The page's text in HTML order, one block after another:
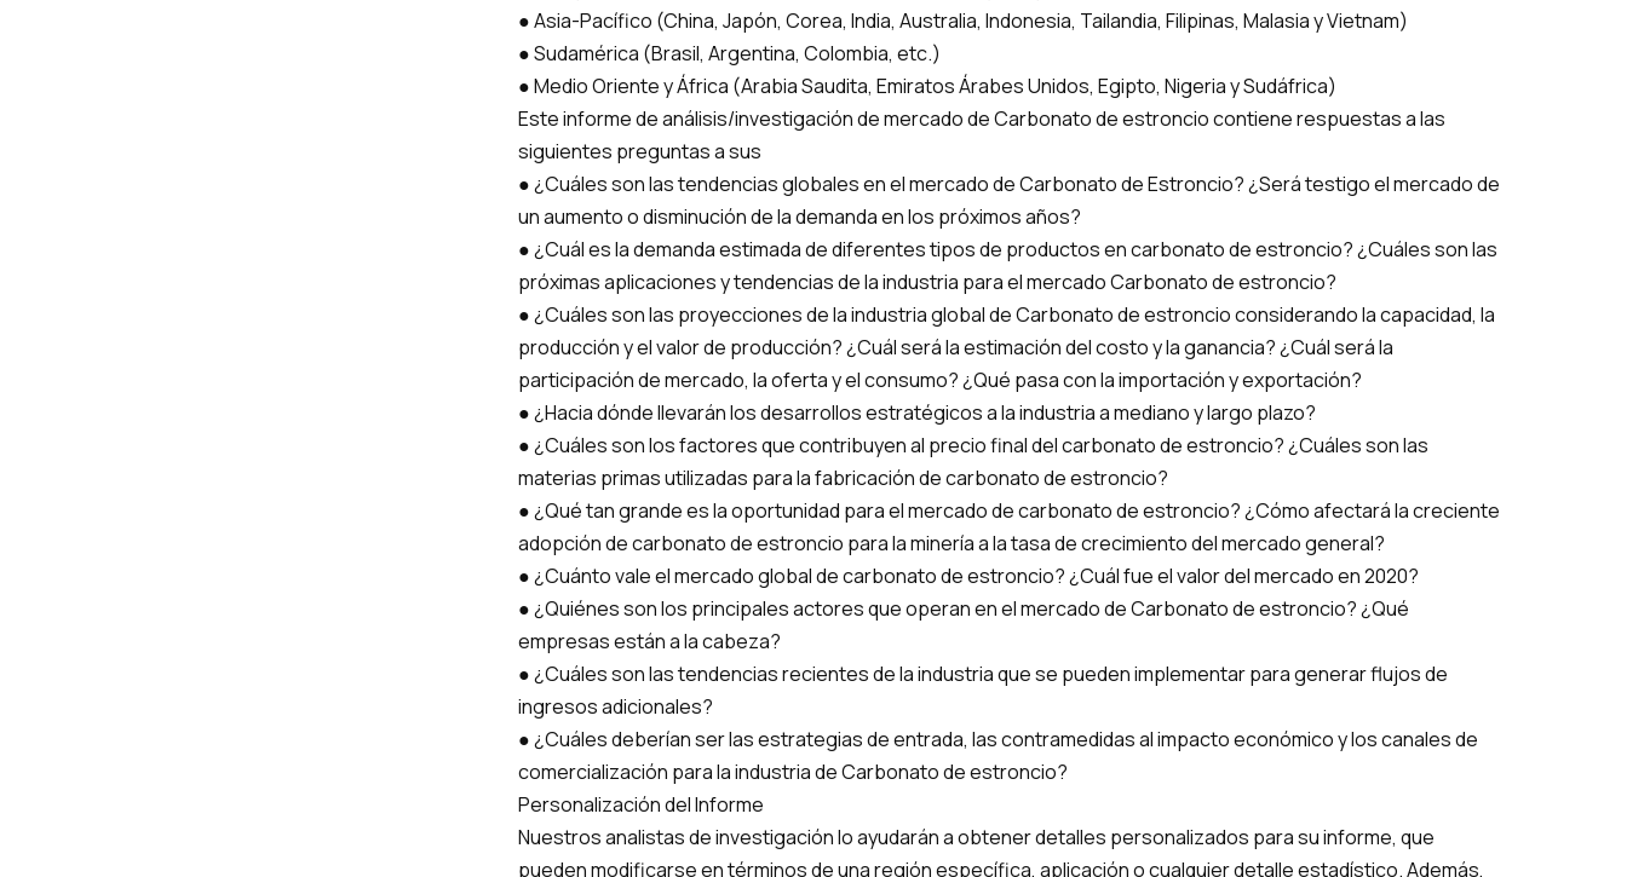
● Asia-Pacífico (China, Japón, Corea, India, Australia, Indonesia, Tailandia, Filipinas, Malasia y Vietnam)
● Sudamérica (Brasil, Argentina, Colombia, etc.)
● Medio Oriente y África (Arabia Saudita, Emiratos Árabes Unidos, Egipto, Nigeria y Sudáfrica)
Este informe de análisis/investigación de mercado de Carbonato de estroncio contiene respuestas a las
siguientes preguntas a sus
● ¿Cuáles son las tendencias globales en el mercado de Carbonato de Estroncio? ¿Será testigo el mercado de
un aumento o disminución de la demanda en los próximos años?
● ¿Cuál es la demanda estimada de diferentes tipos de productos en carbonato de estroncio? ¿Cuáles son las
próximas aplicaciones y tendencias de la industria para el mercado Carbonato de estroncio?
● ¿Cuáles son las proyecciones de la industria global de Carbonato de estroncio considerando la capacidad, la
producción y el valor de producción? ¿Cuál será la estimación del costo y la ganancia? ¿Cuál será la
participación de mercado, la oferta y el consumo? ¿Qué pasa con la importación y exportación?
● ¿Hacia dónde llevarán los desarrollos estratégicos a la industria a mediano y largo plazo?
● ¿Cuáles son los factores que contribuyen al precio final del carbonato de estroncio? ¿Cuáles son las
materias primas utilizadas para la fabricación de carbonato de estroncio?
● ¿Qué tan grande es la oportunidad para el mercado de carbonato de estroncio? ¿Cómo afectará la creciente
adopción de carbonato de estroncio para la minería a la tasa de crecimiento del mercado general?
● ¿Cuánto vale el mercado global de carbonato de estroncio? ¿Cuál fue el valor del mercado en 2020?
● ¿Quiénes son los principales actores que operan en el mercado de Carbonato de estroncio? ¿Qué
empresas están a la cabeza?
● ¿Cuáles son las tendencias recientes de la industria que se pueden implementar para generar flujos de
ingresos adicionales?
● ¿Cuáles deberían ser las estrategias de entrada, las contramedidas al impacto económico y los canales de
comercialización para la industria de Carbonato de estroncio?
Personalización del Informe
Nuestros analistas de investigación lo ayudarán a obtener detalles personalizados para su informe, que
pueden modificarse en términos de una región específica, aplicación o cualquier detalle estadístico. Además,